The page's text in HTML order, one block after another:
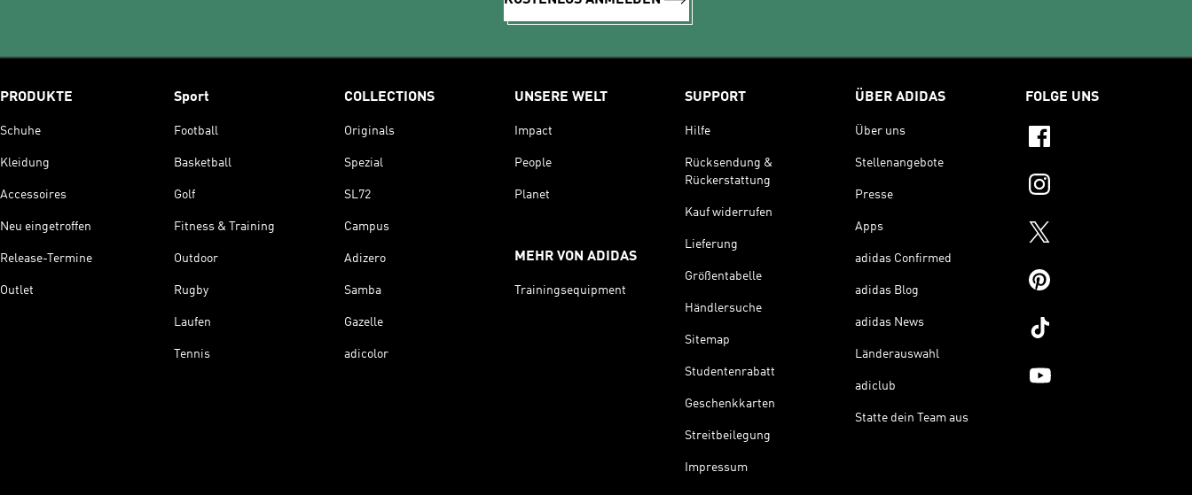
PRODUKTE
Schuhe
Kleidung
Accessoires
Neu eingetroffen
Release-Termine
Outlet
Sport
Football
Basketball
Golf
Fitness & Training
Outdoor
Rugby
Laufen
Tennis
COLLECTIONS
Originals
Spezial
SL72
Campus
Adizero
Samba
Gazelle
adicolor
UNSERE WELT
Impact
People
Planet
MEHR VON ADIDAS
Trainingsequipment
SUPPORT
Hilfe
Rücksendung &
Rückerstattung
Kauf widerrufen
Lieferung
Größentabelle
Händlersuche
Sitemap
Studentenrabatt
Geschenkkarten
Streitbeilegung
Impressum
ÜBER ADIDAS
Über uns
Stellenangebote
Presse
Apps
adidas Confirmed
adidas Blog
adidas News
Länderauswahl
adiclub
Statte dein Team aus
FOLGE UNS